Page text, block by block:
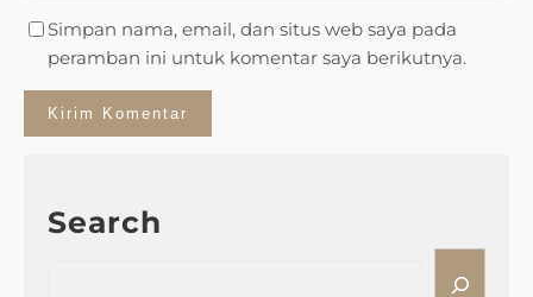
Simpan nama, email, dan situs web saya pada
peramban ini untuk komentar saya berikutnya.
Search